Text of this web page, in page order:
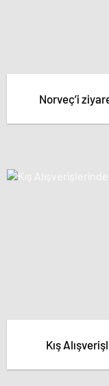
Norveç’i
Kış